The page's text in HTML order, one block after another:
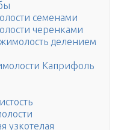
семенами
черенками
делением
Каприфоль
узкотелая